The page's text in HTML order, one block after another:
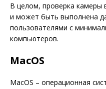
В целом, проверка камеры
и может быть выполнена
пользователями с
компьютеров.
MacOS
MacOS – операционная